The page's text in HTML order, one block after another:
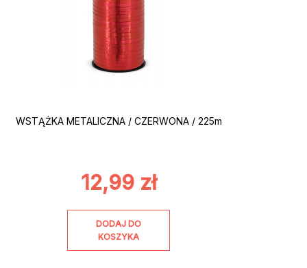
WSTĄŻKA METALICZNA / CZERWONA / 225m
12,99 zł
DODAJ DO
KOSZYKA